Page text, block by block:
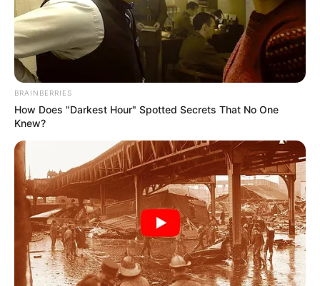
BRAINBERRIES
How Does "Darkest Hour" Spotted Secrets That No One
Knew?